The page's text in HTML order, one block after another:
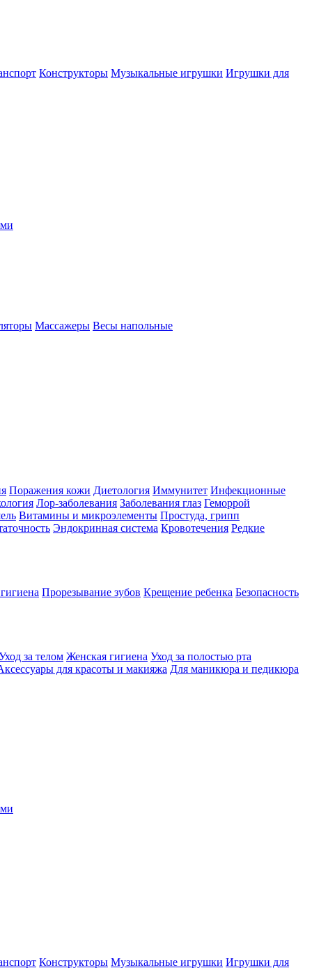
Конструкторы Музыкальные игрушки Игрушки для
Массажеры Весы напольные
Поражения кожи Диетология Иммунитет Инфекционные
Лор-заболевания Заболевания глаз Геморрой
Витамины и микроэлементы Простуда, грипп
Эндокринная система Кровотечения Редкие
Прорезывание зубов Крещение ребенка Безопасность
за телом Женская гигиена Уход за полостью рта
для красоты и макияжа Для маникюра и педикюра
Конструкторы Музыкальные игрушки Игрушки для